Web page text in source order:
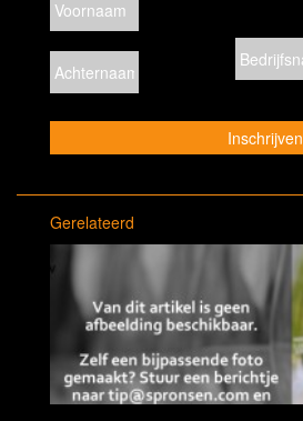
Gerelateerd